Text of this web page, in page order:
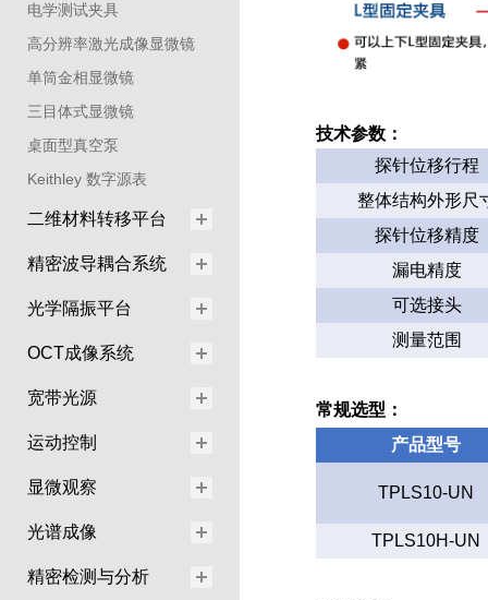
电学测试夹具
高分辨率激光成像显微镜
单筒金相显微镜
三目体式显微镜
桌面型真空泵
Keithley 数字源表
二维材料转移平台
精密波导耦合系统
光学隔振平台
OCT成像系统
宽带光源
运动控制
显微观察
光谱成像
精密检测与分析
技术参数：
探针位移行程
整体结构外形尺
探针位移精度
漏电精度
可选接头
测量范围
常规选型：
产品型号
TPLS10-UN
TPLS10H-UN